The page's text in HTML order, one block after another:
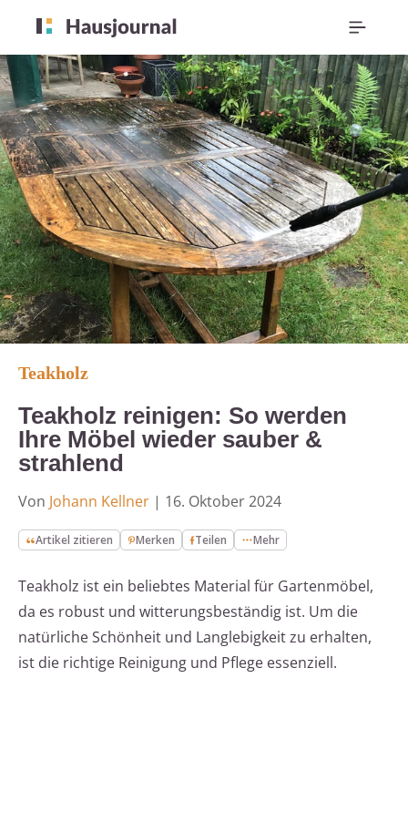
Teakholz
Teakholz reinigen: So werden
Ihre Möbel wieder sauber &
strahlend
Von Johann Kellner | 16. Oktober 2024
Artikel zitieren Merken Teilen Mehr
Teakholz ist ein beliebtes Material für Gartenmöbel,
da es robust und witterungsbeständig ist. Um die
natürliche Schönheit und Langlebigkeit zu erhalten,
ist die richtige Reinigung und Pflege essenziell.